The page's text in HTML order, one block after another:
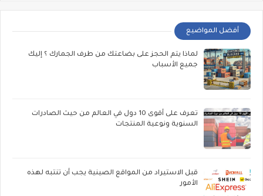
أفضل المواضيع
لماذا يتم الحجز على بضاعتك من طرف الجمارك ؟ إليك
جميع الأسباب
تعرف على أقوى 10 دول في العالم من حيث الصادرات
السنوية ونوعية المنتجات
قبل الاستيراد من المواقع الصينية يجب أن تنتبه لهذه
الأمور